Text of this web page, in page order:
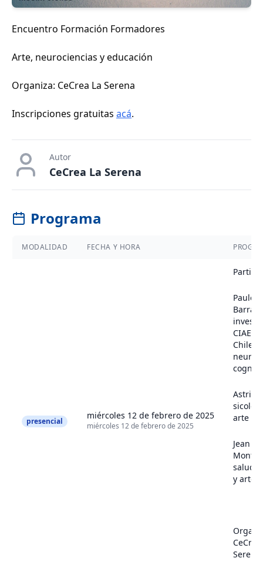
Encuentro Formación Formadores
Arte, neurociencias y educación
Organiza: CeCrea La Serena
Inscripciones gratuitas acá.
Autor
CeCrea La Serena
Programa
MODALIDAD FECHA Y HORA
presencial
miércoles 12 de febrero de 2025
miércoles 12 de febrero de 2025
Paulo
CIAE
Chile,
Astrid
arte
Jean
salud
y arte
Serena